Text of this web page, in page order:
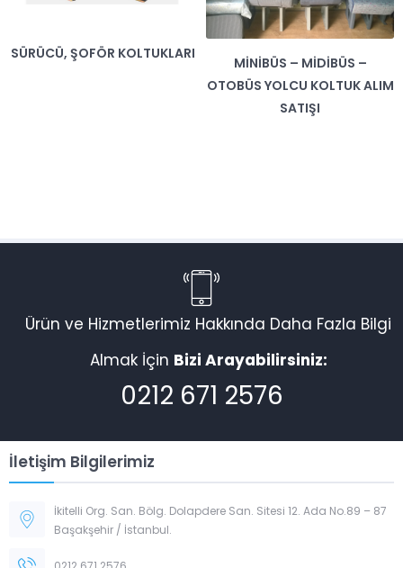
SÜRÜCÜ, ŞOFÖR KOLTUKLARI
MINIBÜS – MIDIBÜS –
OTOBÜS YOLCU KOLTUK ALIM
SATIŞI
Ürün ve Hizmetlerimiz Hakkında Daha Fazla Bilgi
Almak İçin Bizi Arayabilirsiniz:
0212 671 2576
İletişim Bilgilerimiz
İkitelli Org. San. Bölg. Dolapdere San. Sitesi 12. Ada No.89 – 87
Başakşehir / İstanbul.